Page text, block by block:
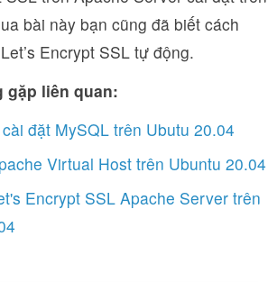
bài này bạn cũng đã biết cách
Encrypt SSL tự động.
gặp liên quan:
đặt MySQL trên Ubutu 20.04
Virtual Host trên Ubuntu 20.04
Encrypt SSL Apache Server trên